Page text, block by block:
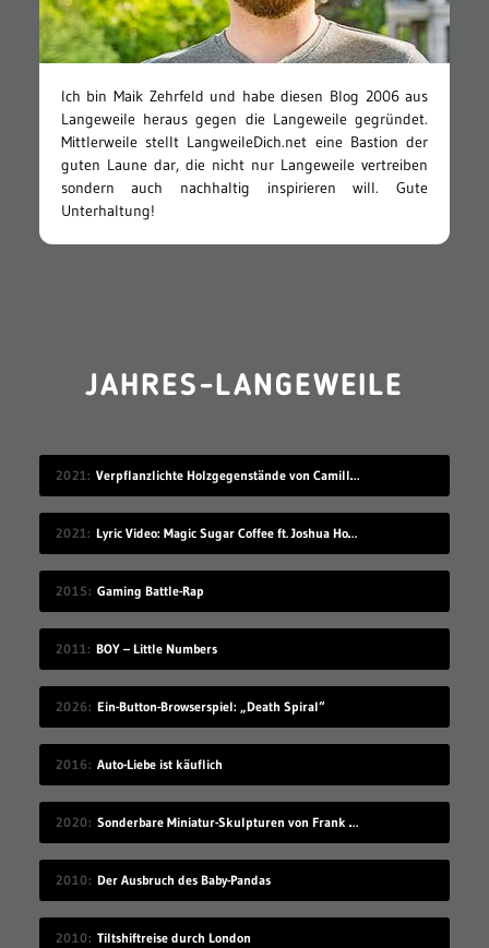
Ich bin Maik Zehrfeld und habe diesen Blog 2006 aus
Langeweile heraus gegen die Langeweile gegründet.
Mittlerweile stellt LangweileDich.net eine Bastion der
guten Laune dar, die nicht nur Langeweile vertreiben
sondern auch nachhaltig inspirieren will. Gute
Unterhaltung!
JAHRES-LANGEWEILE
2021 Verpflanzlichte Holzgegenstände von Camille Kachani
2021 Lyric Video: Magic Sugar Coffee ft. Joshua Howlett – „Blkout“
2015 Gaming Battle-Rap
2011 BOY – Little Numbers
2026 Ein-Button-Browserspiel: „Death Spiral“
2016 Auto-Liebe ist käuflich
2020 Sonderbare Miniatur-Skulpturen von Frank Kunert
2010 Der Ausbruch des Baby-Pandas
2010 Tiltshiftreise durch London